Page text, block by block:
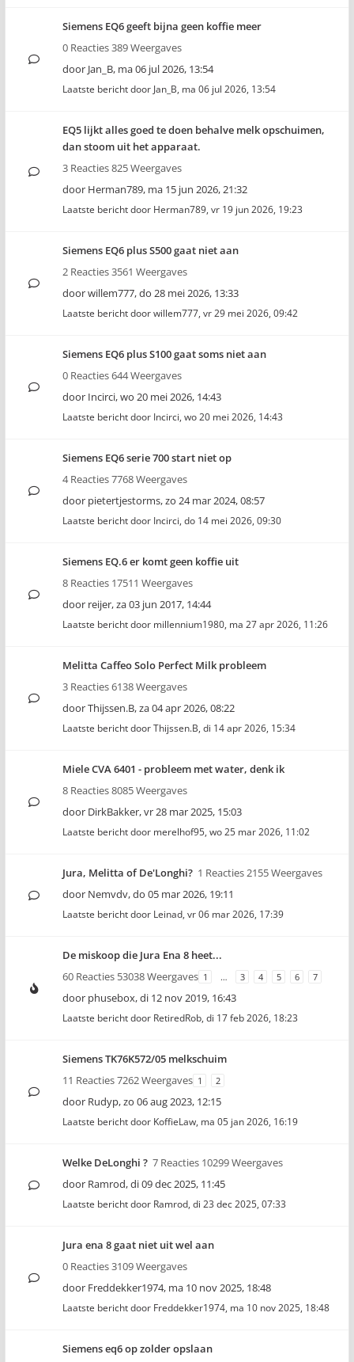
Siemens EQ6 geeft bijna geen koffie meer
0 Reacties 389 Weergaves
door Jan_B, ma 06 jul 2026, 13:54
Laatste bericht door Jan_B, ma 06 jul 2026, 13:54
EQ5 lijkt alles goed te doen behalve melk opschuimen,
dan stoom uit het apparaat.
3 Reacties 825 Weergaves
door Herman789, ma 15 jun 2026, 21:32
Laatste bericht door Herman789, vr 19 jun 2026, 19:23
Siemens EQ6 plus S500 gaat niet aan
2 Reacties 3561 Weergaves
doorwillem777,do 28 mei 2026, 13:33
Laatste bericht doorwillem777, vr 29 mei 2026, 09:42
Siemens EQ6 plus S100 gaat soms niet aan
0 Reacties 644 Weergaves
door Incirci,wo 20 mei 2026, 14:43
Laatste bericht door Incirci, wo 20 mei 2026, 14:43
Siemens EQ6 serie 700 start niet op
4 Reacties 7768 Weergaves
door pietertjestorms,zo 24 mar 2024, 08:57
Laatste bericht door Incirci, do 14 mei 2026, 09:30
Siemens EQ.6 er komt geen koffie uit
8 Reacties 17511 Weergaves
door reijer,za 03 jun 2017, 14:44
Laatste bericht door millennium1980, ma 27 apr 2026, 11:26
Melitta Caffeo Solo Perfect Milk probleem
3 Reacties 6138 Weergaves
doorThijssen.B,za 04 apr 2026, 08:22
Laatste bericht doorThijssen.B, di 14 apr 2026, 15:34
Miele CVA 6401 - probleem met water, denk ik
8 Reacties 8085 Weergaves
door DirkBakker,vr 28 mar 2025, 15:03
Laatste bericht door merelhof95, wo 25 mar 2026, 11:02
Jura, Melitta of De'Longhi? 1 Reacties 2155 Weergaves
door Nemvdv,do 05 mar 2026, 19:11
Laatste bericht door Leinad, vr 06 mar 2026, 17:39
De miskoop die Jura Ena 8 heet...
60 Reacties 53038 Weergaves 1 … 3 4 5 6 7
door phusebox,di 12 nov 2019, 16:43
Laatste bericht door RetiredRob, di 17 feb 2026, 18:23
Siemens TK76K572/05 melkschuim
11 Reacties 7262 Weergaves 1 2
door Rudyp,zo 06 aug 2023, 12:15
Laatste bericht door KoffieLaw, ma 05 jan 2026, 16:19
Welke DeLonghi ? 7 Reacties 10299 Weergaves
door Ramrod,di 09 dec 2025, 11:45
Laatste bericht door Ramrod, di 23 dec 2025, 07:33
Jura ena 8 gaat niet uit wel aan
0 Reacties 3109 Weergaves
door Freddekker1974, ma 10 nov 2025, 18:48
Laatste bericht door Freddekker1974, ma 10 nov 2025, 18:48
Siemens eq6 op zolder opslaan